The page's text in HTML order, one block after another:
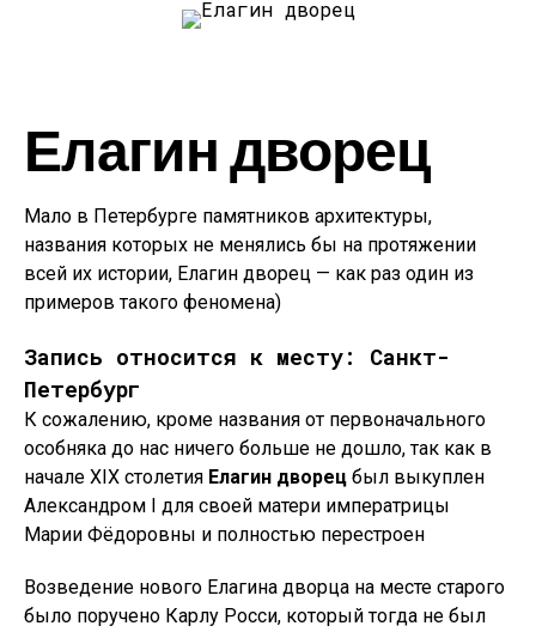
Елагин дворец
Мало в Петербурге памятников архитектуры,
названия которых не менялись бы на протяжении
всей их истории, Елагин дворец — как раз один из
примеров такого феномена)
Запись относится к месту: Санкт-
Петербург
К сожалению, кроме названия от первоначального
особняка до нас ничего больше не дошло, так как в
начале XIX столетия Елагин дворец был выкуплен
Александром I для своей матери императрицы
Марии Фёдоровны и полностью перестроен
Возведение нового Елагина дворца на месте старого
было поручено Карлу Росси, который тогда не был